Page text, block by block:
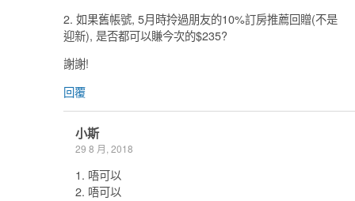
2. 如果舊帳號, 5月時拎過朋友的10%訂房推薦回贈(不是
迎新), 是否都可以賺今次的$235?
謝謝!
回覆
小斯
29 8 月, 2018
1. 唔可以
2. 唔可以